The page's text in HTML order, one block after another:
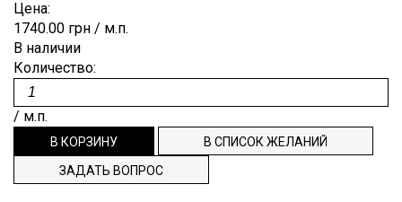
Гофре,
плиссе
Деворе
Джерси
punto
milano
Жаккард
Лён
Мохер
Полиэстр
Шерсть
Brunello
Cucinelli
Burberry
Dior
Dolce&Gabbana
Emilio
Для
выпускного
бала
Костюмные
Пальтовые,
плащевые
Плательные
Подкладочные
ОТРЕЗ
ВНОВЬ
В
ПРОДАЖЕ
ПУГОВИЦЫ
РЕПСОВАЯ
ЛЕНТА
ТЕСЬМА,
ДОВЯЗЫ
ЭТИКЕТКИ
ЗАКАЗ
СПИСОК
ЖЕЛАНИЙ
ТЕХПОДДЕРЖКА
ИНФОРМАЦИЯ
Цена:
1740.00 грн / м.п.
В наличии
Количество:
/ м.п.
ЗАДАТЬ ВОПРОС